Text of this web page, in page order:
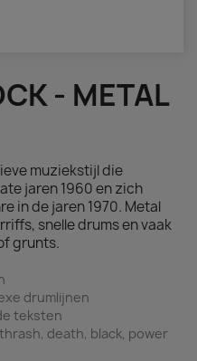
- METAL
muziekstijl die
jaren 1960 en zich
in de jaren 1970. Metal
snelle drums en vaak
grunts.
drumlijnen
teksten
death, black, power